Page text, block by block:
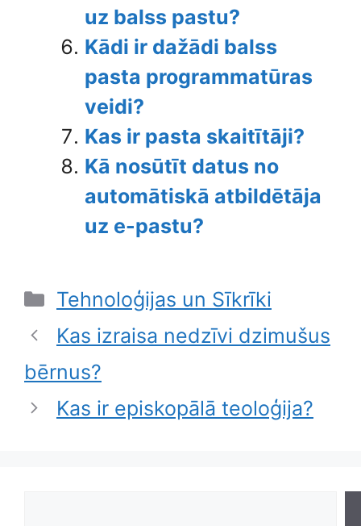
uz balss pastu?
Kādi ir dažādi balss
pasta programmatūras
veidi?
Kas ir pasta skaitītāji?
Kā nosūtīt datus no
automātiskā atbildētāja
uz e-pastu?
Categories
Tehnoloģijas un Sīkrīki
Kas izraisa nedzīvi dzimušus
bērnus?
Kas ir episkopālā teoloģija?